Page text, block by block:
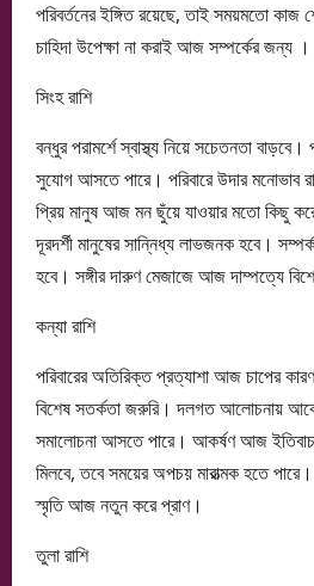
পরিবর্তনের ইঙ্গিত রয়েছে, তাই সময়মতো
চাহিদা উপেক্ষা না করাই আজ সম্পর্কের জন্য ।
সিংহ রাশি
বন্ধুর পরামর্শে স্বাস্থ্য নিয়ে সচেতনতা
সুযোগ আসতে পারে। পরিবারে উদার মনোভাব
প্রিয় মানুষ আজ মন ছুঁয়ে যাওয়ার মতো কিছু
দূরদর্শী মানুষের সান্নিধ্য লাভজনক হবে।
হবে। সঙ্গীর দারুণ মেজাজে আজ দাম্পত্যে
কন্যা রাশি
পরিবারের অতিরিক্ত প্রত্যাশা আজ চাপের
বিশেষ সতর্কতা জরুরি। দলগত আলোচনায় আবেগ
সমালোচনা আসতে পারে। আকর্ষণ আজ
মিলবে, তবে সময়ের অপচয় মারাত্মক হতে
স্মৃতি আজ নতুন করে প্রাণ।
তুলা রাশি